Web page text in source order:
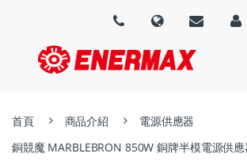
首頁 商品介紹
電源供應器
銅競魔 MARBLEBRON 850W 銅牌半模電源供